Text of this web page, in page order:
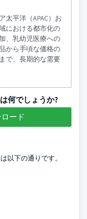
太平洋（APAC）お
における都市化の
、乳幼児医療への
から手頃な価格の
で、長期的な需要
何でしょうか?
ード
以下の通りです。